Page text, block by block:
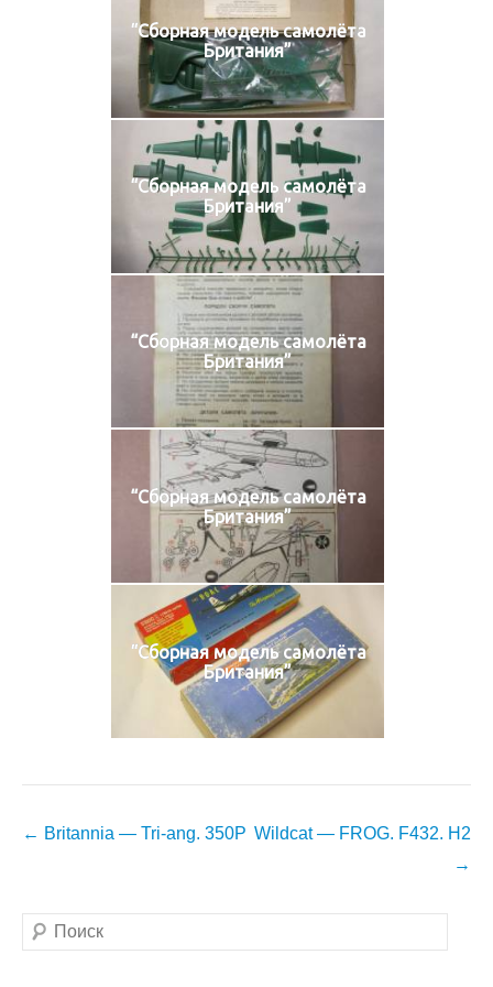
“Сборная модель самолёта
Британия”
“Сборная модель самолёта
Британия”
“Сборная модель самолёта
Британия”
“Сборная модель самолёта
Британия”
“Сборная модель самолёта
Британия”
Навигация
← Britannia — Tri-ang. 350P Wildcat — FROG. F432. H2
→
Поиск